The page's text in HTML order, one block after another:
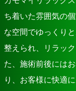
ち着いた雰囲気の
な空間でゆっくり
整えられ、リラッ
た、施術前後には
り、お客様に快適